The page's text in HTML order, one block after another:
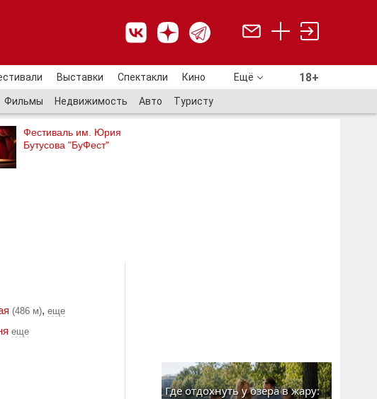
Выставки Спектакли Кино Ещё 18+
Фильмы Недвижимость Авто Туристу
Фестиваль им. Юрия
Бутусова "БуФест"
(486 м), еще
еще
Где отдохнуть у озера в жару: